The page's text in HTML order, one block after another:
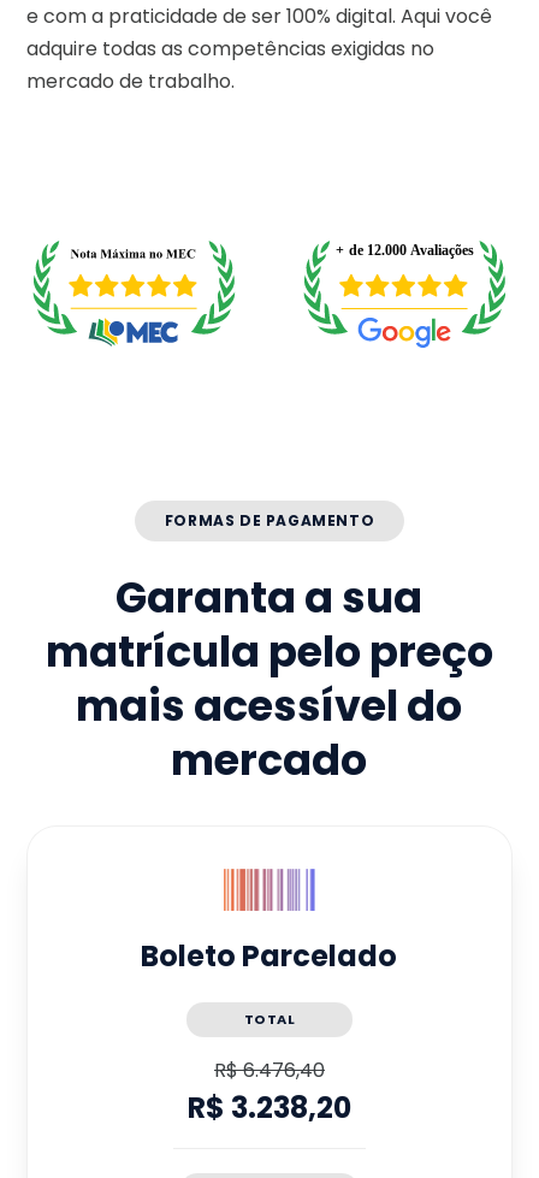
e com a praticidade de ser 100% digital. Aqui você
adquire todas as competências exigidas no
mercado de trabalho.
FORMAS DE PAGAMENTO
Garanta a sua
matrícula pelo preço
mais acessível do
mercado
Boleto Parcelado
TOTAL
R$ 6.476,40
R$ 3.238,20